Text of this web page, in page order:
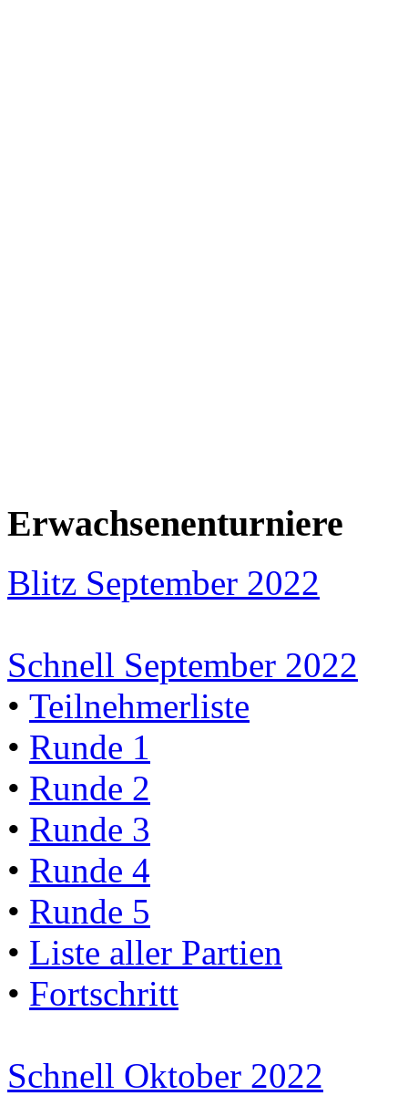
Erwachsenenturniere
Blitz September 2022
Schnell September 2022
• Teilnehmerliste
• Runde 1
• Runde 2
• Runde 3
• Runde 4
• Runde 5
• Liste aller Partien
• Fortschritt
Schnell Oktober 2022